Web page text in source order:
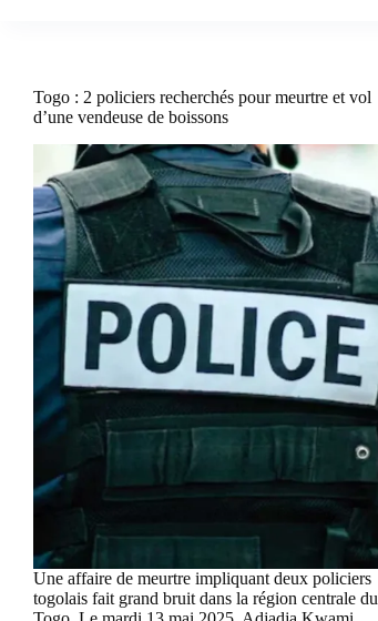
Togo : 2 policiers recherchés pour meurtre et vol
d’une vendeuse de boissons
Une affaire de meurtre impliquant deux policiers
togolais fait grand bruit dans la région centrale du